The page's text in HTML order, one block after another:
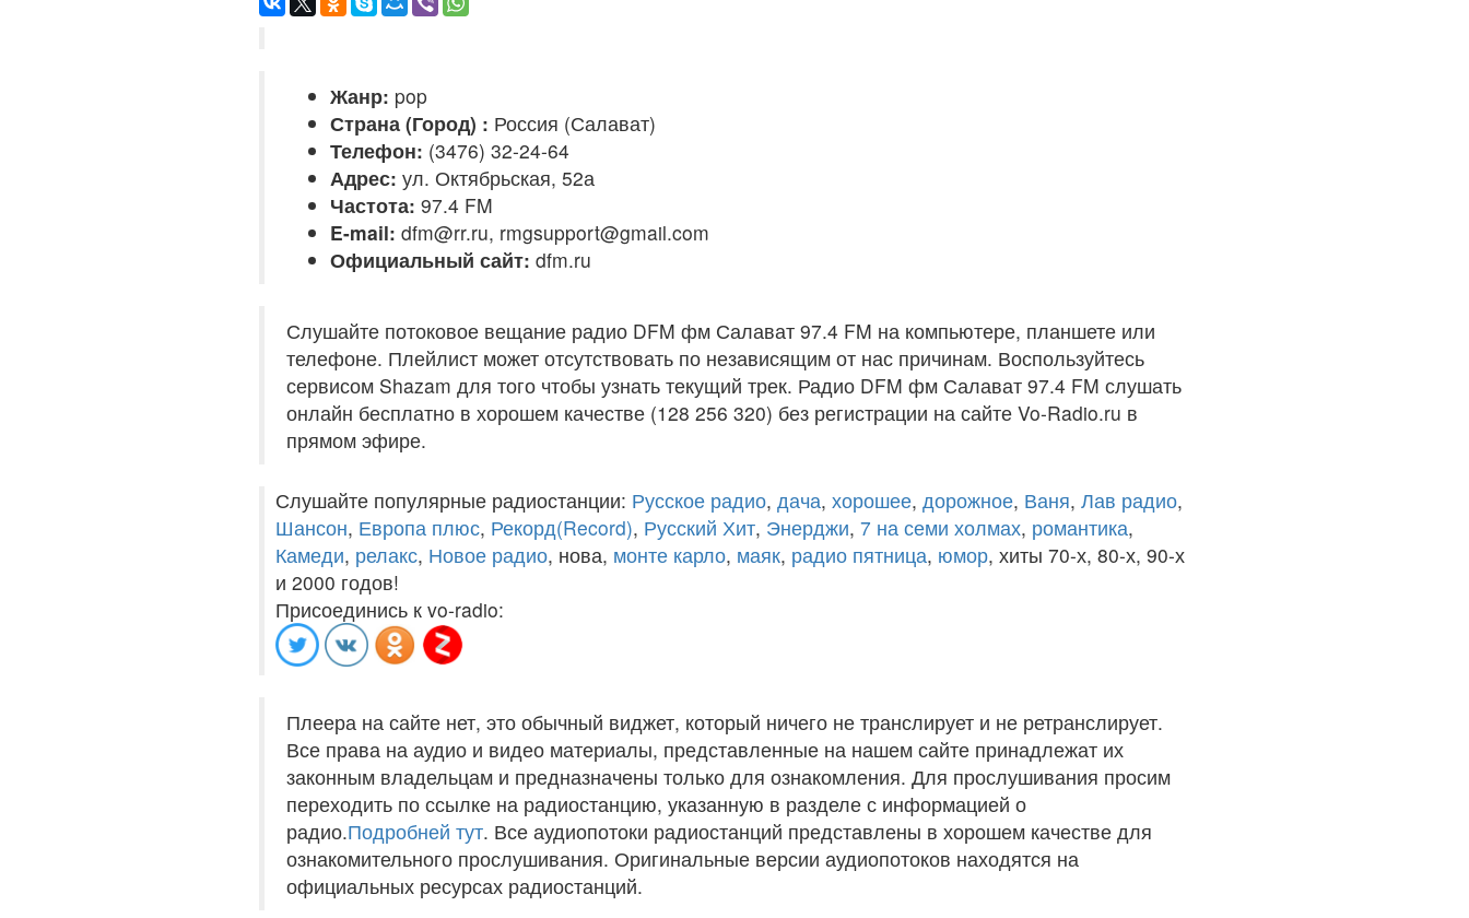
Жанр: pop
Страна (Город) : Россия (Салават)
Телефон: (3476) 32-24-64
Адрес: ул. Октябрьская, 52а
Частота: 97.4 FM
E-mail: dfm@rr.ru, rmgsupport@gmail.com
Официальный сайт: dfm.ru
Слушайте потоковое вещание радио DFM фм Салават 97.4 FM на компьютере, планшете или
телефоне. Плейлист может отсутствовать по независящим от нас причинам. Воспользуйтесь
сервисом Shazam для того чтобы узнать текущий трек. Радио DFM фм Салават 97.4 FM слушать
онлайн бесплатно в хорошем качестве (128 256 320) без регистрации на сайте Vo-Radio.ru в
прямом эфире.
Слушайте популярные радиостанции: Русское радио, дача, хорошее, дорожное, Ваня, Лав радио,
Шансон, Европа плюс, Рекорд(Record), Русский Хит, Энерджи, 7 на семи холмах, романтика,
Камеди, релакс, Новое радио, нова, монте карло, маяк, радио пятница, юмор, хиты 70-х, 80-х, 90-х
и 2000 годов!
Присоединись к vo-radio:
Плеера на сайте нет, это обычный виджет, который ничего не транслирует и не ретранслирует.
Все права на аудио и видео материалы, представленные на нашем сайте принадлежат их
законным владельцам и предназначены только для ознакомления. Для прослушивания просим
переходить по ссылке на радиостанцию, указанную в разделе с информацией о
радио.Подробней тут. Все аудиопотоки радиостанций представлены в хорошем качестве для
ознакомительного прослушивания. Оригинальные версии аудиопотоков находятся на
официальных ресурсах радиостанций.